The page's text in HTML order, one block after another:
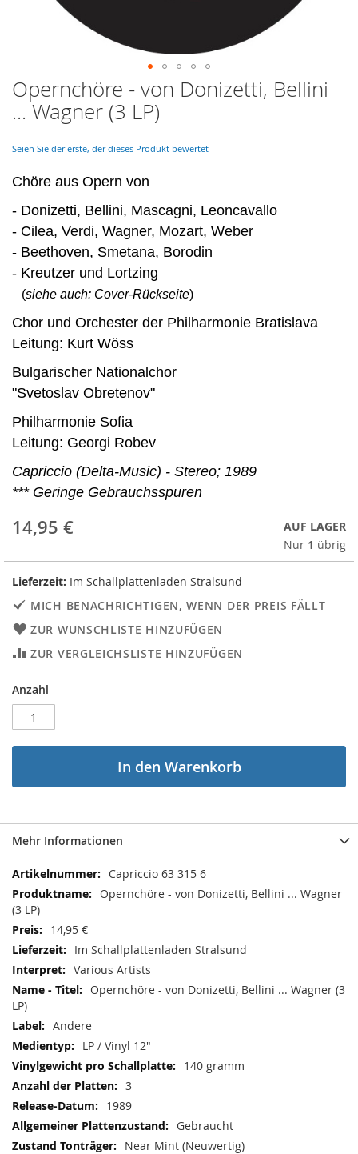
Skip
to
the
of
images
Opernchöre - von Donizetti, Bellini
... Wagner (3 LP)
Seien Sie der erste, der dieses Produkt bewertet
Chöre aus Opern von
- Donizetti, Bellini, Mascagni, Leoncavallo
- Cilea, Verdi, Wagner, Mozart, Weber
- Beethoven, Smetana, Borodin
- Kreutzer und Lortzing
(siehe auch: Cover-Rückseite)
Chor und Orchester der Philharmonie Bratislava
Leitung: Kurt Wöss
Bulgarischer Nationalchor
"Svetoslav Obretenov"
Philharmonie Sofia
Leitung: Georgi Robev
Capriccio (Delta-Music) - Stereo; 1989
*** Geringe Gebrauchsspuren
14,95 €
AUF LAGER
Nur 1 übrig
Lieferzeit: Im Schallplattenladen Stralsund
MICH BENACHRICHTIGEN, WENN DER PREIS FÄLLT
ZUR WUNSCHLISTE HINZUFÜGEN
ZUR VERGLEICHSLISTE HINZUFÜGEN
Anzahl
In den Warenkorb
Mehr Informationen
Mehr
Informationen
Capriccio 63 315 6
Opernchöre - von Donizetti, Bellini ... Wagner
(3 LP)
14,95 €
Im Schallplattenladen Stralsund
Various Artists
Opernchöre - von Donizetti, Bellini ... Wagner (3
LP)
Andere
LP / Vinyl 12"
140 gramm
3
1989
Gebraucht
Near Mint (Neuwertig)